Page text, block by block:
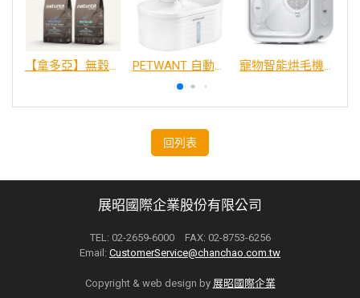
【拿多亞】無穀低敏 犬糧 PETWANT 自動感應無線寵物飲水機 W4-L 寵物智能烘毛機75L
回列表
展昭國際企業股份有限公司
TEL: 02-2659-6000 FAX: 02-8753-6256
Email: CustomerService@chanchao.com.tw
Copyright & web design by 展昭國際企業